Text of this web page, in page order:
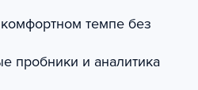
темпе без
пробники и аналитика